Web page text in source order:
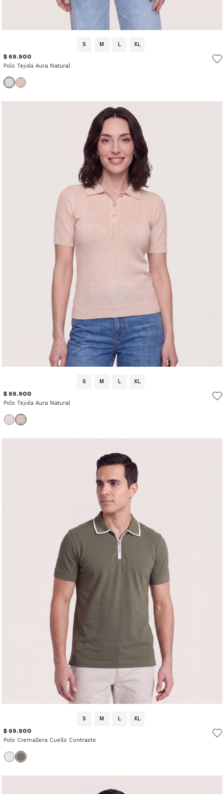
S M L XL
$ 69.900
Polo Tejida Aura Natural
S M L XL
$ 69.900
Polo Tejida Aura Natural
S M L XL
$ 69.900
Polo Cremallera Cuello Contraste